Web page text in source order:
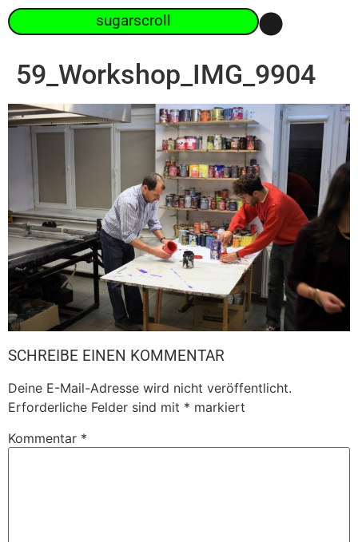
sugarscroll
59_Workshop_IMG_9904
SCHREIBE EINEN KOMMENTAR
Deine E-Mail-Adresse wird nicht veröffentlicht.
Erforderliche Felder sind mit * markiert
Kommentar *